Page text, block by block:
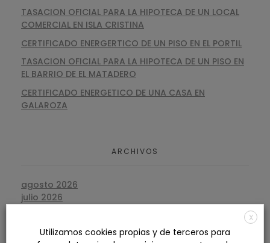
TASACION OFICIAL PARA LA HIPOTECA DE UN LOCAL
COMERCIAL EN ISLA CRISTINA
CERTIFICADO ENERGERTICO DE UN PISO EN EL PORTIL
TASACION OFICIAL PARA LA HIPOTECA DE UN PISO EN
EL BARRIO DE EL MATADERO
CERTIFICADO ENERGETICO DE UNA CASA EN
GALAROZA
ARCHIVOS
agosto 2026
julio 2026
abril 2026
X
Utilizamos cookies propias y de terceros para